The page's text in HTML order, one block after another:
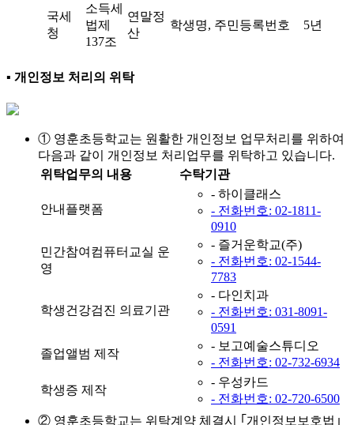
국세
청
소득세
법제
137조
연말정
산
학생명, 주민등록번호 5년
▪ 개인정보 처리의 위탁
① 영훈초등학교는 원활한 개인정보 업무처리를 위하여
다음과 같이 개인정보 처리업무를 위탁하고 있습니다.
위탁업무의 내용
수탁기관
안내플랫폼
- 하이클래스
- 전화번호: 02-1811-
0910
민간참여컴퓨터교실 운
영
- 즐거운학교(주)
- 전화번호: 02-1544-
7783
학생건강검진 의료기관
- 다인치과
- 전화번호: 031-8091-
0591
졸업앨범 제작
- 보고예술스튜디오
- 전화번호: 02-732-6934
학생증 제작
- 우성카드
- 전화번호: 02-720-6500
② 영훈초등학교는 위탁계약 체결시 ｢개인정보보호법｣